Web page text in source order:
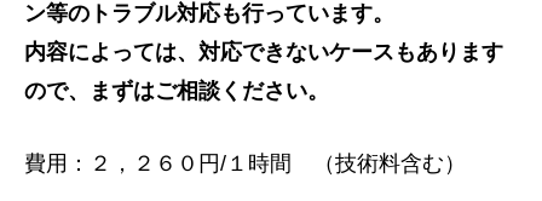
ン等のトラブル対応も行っています。
内容によっては、対応できないケースもあります
ので、まずはご相談ください。
費用：２，２６０円/１時間 （技術料含む）